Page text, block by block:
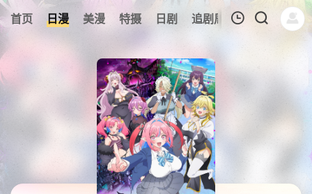
首页 日漫 美漫 特摄 日剧 追剧周表 今日更新
0
暂无观看影片的记录